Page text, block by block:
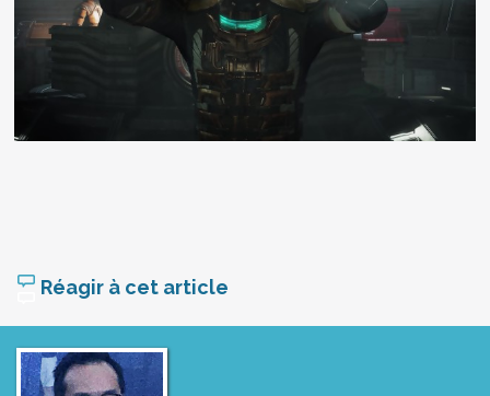
Réagir à cet article